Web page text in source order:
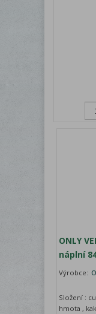
ONLY
náplní
Výrobce:
Složení :
hmota ,